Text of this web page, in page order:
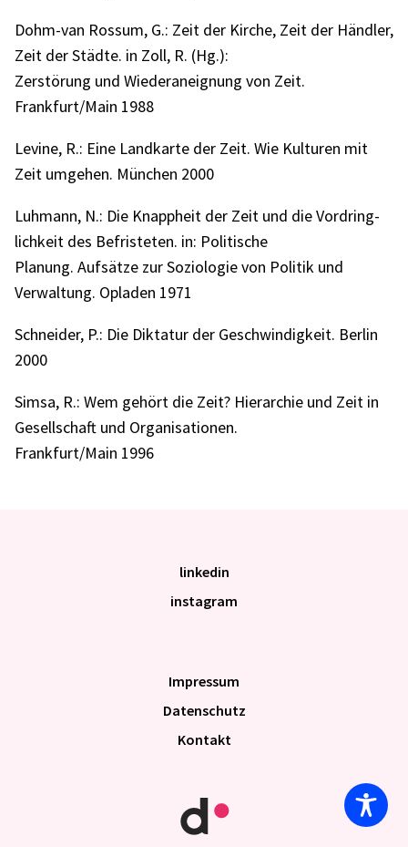
Dohm-van Rossum, G.: Zeit der Kirche, Zeit der Händ­ler,
Zeit der Städte. in Zoll, R. (Hg.):
Zerstö­rung und Wieder­an­eig­nung von Zeit.
Frankfurt/Main 1988
Levine, R.: Eine Land­karte der Zeit. Wie Kultu­ren mit
Zeit umge­hen. München 2000
Luhmann, N.: Die Knapp­heit der Zeit und die Vordring­
lich­keit des Befris­te­ten. in: Poli­ti­sche
Planung. Aufsätze zur Sozio­lo­gie von Poli­tik und
Verwal­tung. Opla­den 1971
Schnei­der, P.: Die Dikta­tur der Geschwin­dig­keit. Berlin
2000
Simsa, R.: Wem gehört die Zeit? Hier­ar­chie und Zeit in
Gesell­schaft und Orga­ni­sa­tio­nen.
Frankfurt/Main 1996
Impres­sum
Daten­schutz
Kontakt
linkedin
instagram